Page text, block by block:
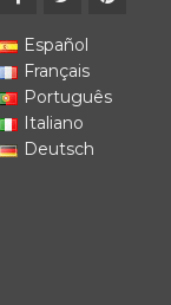
Español
Français
Português
Italiano
Deutsch